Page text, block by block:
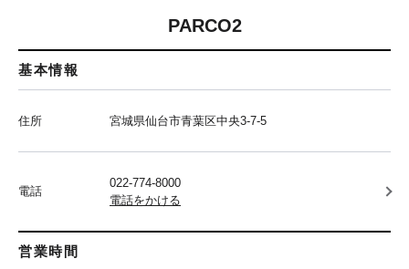
PARCO2
基本情報
住所 宮城県仙台市青葉区中央3-7-5
電話
022-774-8000
電話をかける
営業時間